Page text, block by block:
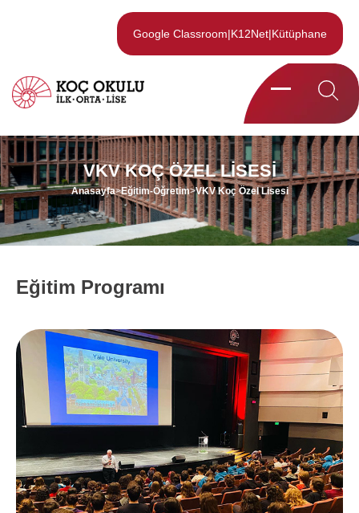
Google Classroom|K12Net|Kütüphane
VKV KOÇ ÖZEL LISESI
Anasayfa>Eğitim-Öğretim>VKV Koç Özel Lisesi
Eğitim Programı